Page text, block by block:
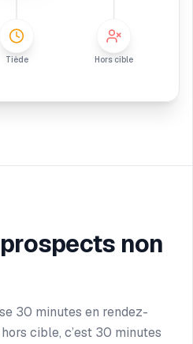
Tiède Hors cible
non
30 minutes en rendez-
cible, c’est 30 minutes